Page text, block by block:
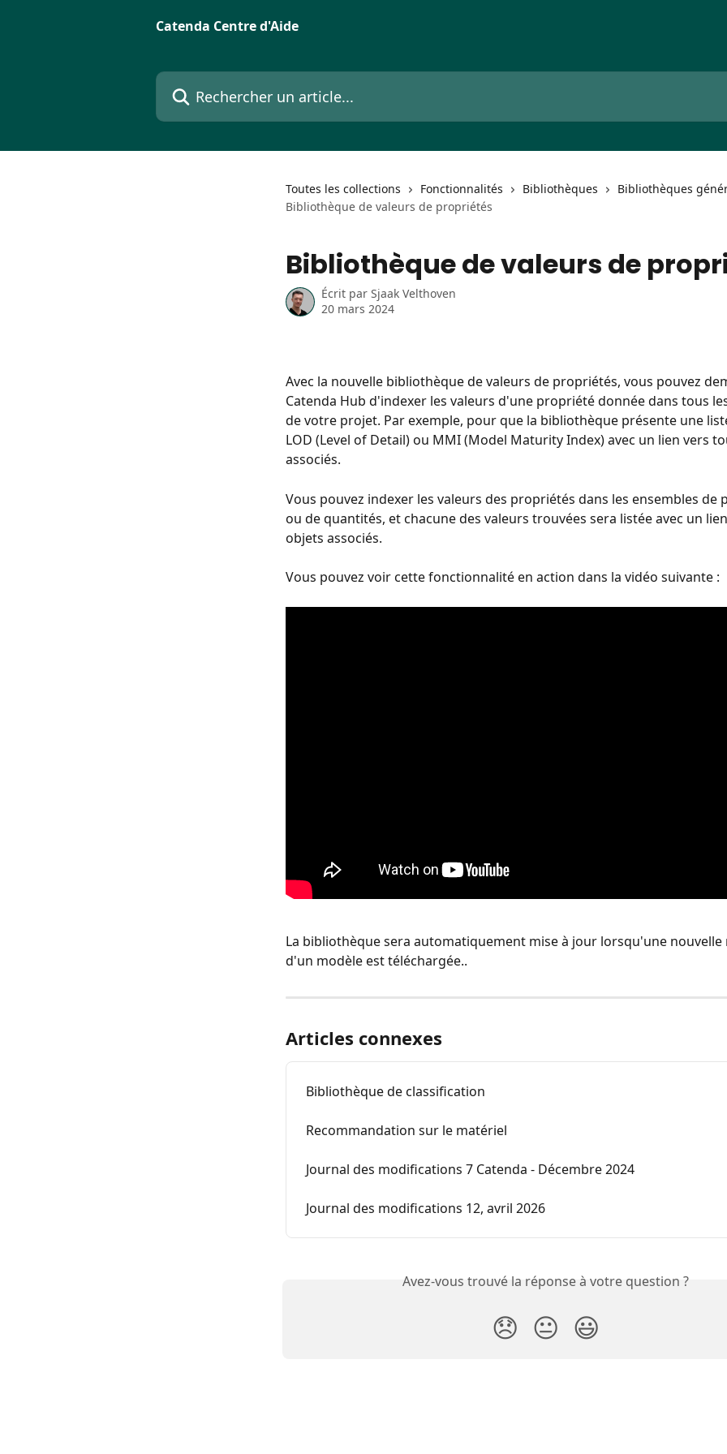
Catenda Centre d'Aide
Rechercher un article...
Toutes les collections Fonctionnalités Bibliothèques
Bibliothèques
Bibliothèque de valeurs de propriétés
Bibliothèque de valeurs de
Écrit par Sjaak Velthoven
20 mars 2024
Avec la nouvelle bibliothèque de valeurs de propriétés, vous pouvez
Catenda Hub d'indexer les valeurs d'une propriété donnée dans tous
de votre projet. Par exemple, pour que la bibliothèque présente une
LOD (Level of Detail) ou MMI (Model Maturity Index) avec un lien vers
associés.
Vous pouvez indexer les valeurs des propriétés dans les ensembles de
ou de quantités, et chacune des valeurs trouvées sera listée avec un
objets associés.
Vous pouvez voir cette fonctionnalité en action dans la vidéo suivante :
La bibliothèque sera automatiquement mise à jour lorsqu'une nouvelle
d'un modèle est téléchargée..
Articles connexes
Bibliothèque de classification
Recommandation sur le matériel
Journal des modifications 7 Catenda - Décembre 2024
Journal des modifications 12, avril 2026
Avez-vous trouvé la réponse à votre question ?
😞 😐 😃